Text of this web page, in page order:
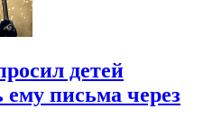
детей
ему письма через